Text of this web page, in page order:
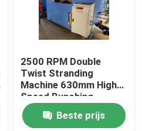
2500 RPM Double
Twist Stranding
Machine 630mm High
Speed Bunching
Machine
Beste prijs